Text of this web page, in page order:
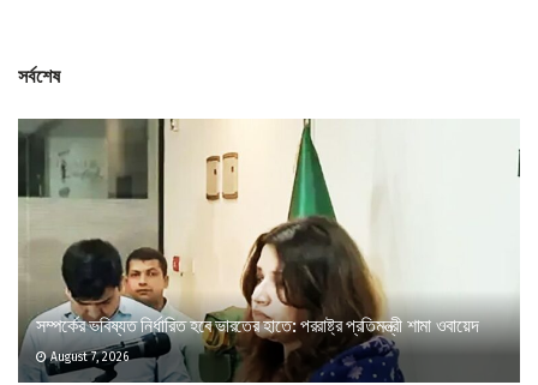
সর্বশেষ
সম্পর্কের ভবিষ্যত নির্ধারিত হবে ভারতের হাতে: পররাষ্ট্র প্রতিমন্ত্রী শামা ওবায়েদ
August 7, 2026